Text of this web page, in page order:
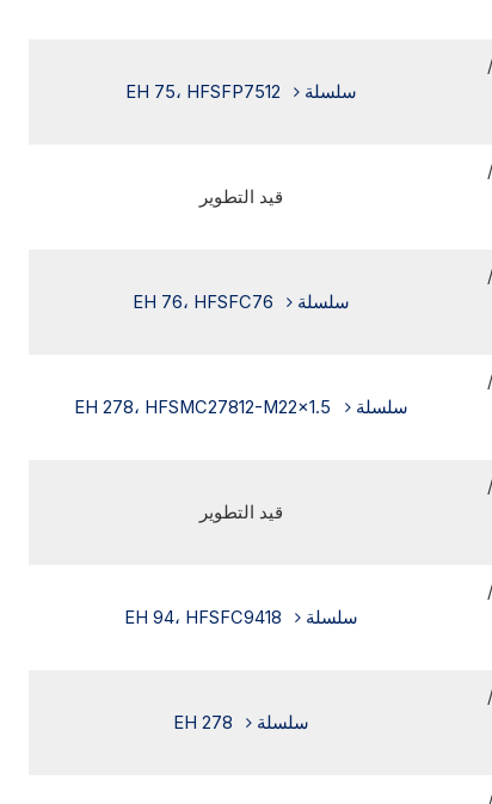
سلسلة EH 75، HFSFP7512
قيد التطوير
سلسلة EH 76، HFSFC76
سلسلة EH 278، HFSMC27812-M22x1.5
قيد التطوير
سلسلة EH 94، HFSFC9418
سلسلة EH 278